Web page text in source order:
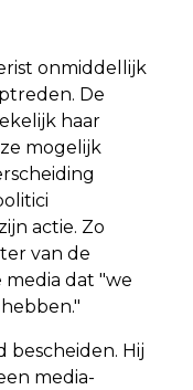
onmiddellijk
De
haar
mogelijk
actie. Zo
van de
media dat "we
bescheiden. Hij
media-